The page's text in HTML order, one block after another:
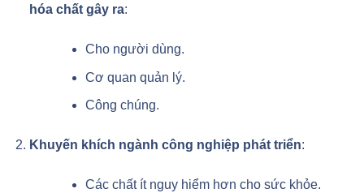
hóa chất gây ra:
Cho người dùng.
Cơ quan quản lý.
Công chúng.
Khuyến khích ngành công nghiệp phát triển:
Các chất ít nguy hiểm hơn cho sức khỏe.